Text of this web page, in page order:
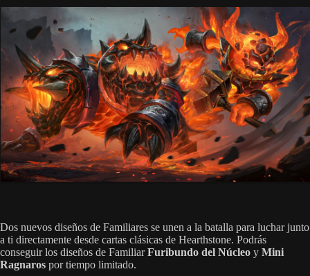
Dos nuevos diseños de Familiares se unen a la batalla para luchar junto
a ti directamente desde cartas clásicas de Hearthstone. Podrás
conseguir los diseños de FamiliarFuribundo del Núcleo y Mini
Ragnaros por tiempo limitado.